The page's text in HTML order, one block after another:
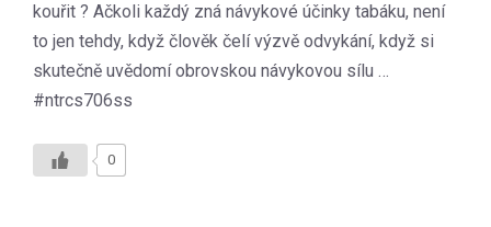
kouřit ? Ačkoli každý zná návykové účinky tabáku, není
to jen tehdy, když člověk čelí výzvě odvykání, když si
skutečně uvědomí obrovskou návykovou sílu …
#ntrcs706ss
0